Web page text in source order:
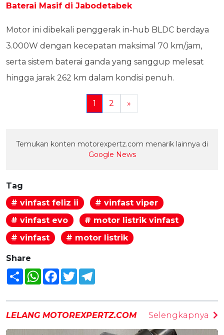
Baterai Masif di Jabodetabek
Motor ini dibekali penggerak in-hub BLDC berdaya
3.000W dengan kecepatan maksimal 70 km/jam,
serta sistem baterai ganda yang sanggup melesat
hingga jarak 262 km dalam kondisi penuh.
1 2 »
Temukan konten motorexpertz.com menarik lainnya di
Google News
Tag
# vinfast feliz ii
# vinfast viper
# vinfast evo
# motor listrik vinfast
# vinfast
# motor listrik
Share
Share WhatsAppFacebook
Twitter
LELANG MOTOREXPERTZ.COM Selengkapnya